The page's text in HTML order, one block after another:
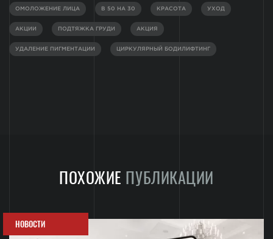
ОМОЛОЖЕНИЕ ЛИЦА В 50 НА 30 КРАСОТА УХОД
АКЦИИ ПОДТЯЖКА ГРУДИ АКЦИЯ
УДАЛЕНИЕ ПИГМЕНТАЦИИ ЦИРКУЛЯРНЫЙ БОДИЛИФТИНГ
ПОХОЖИЕ ПУБЛИКАЦИИ
НОВОСТИ